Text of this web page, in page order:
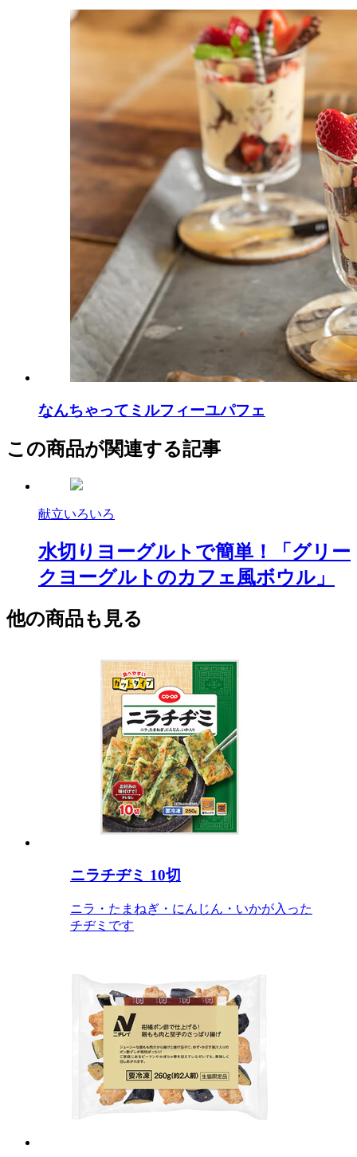
なんちゃってミルフィーユパフェ
この商品が関連する記事
献立いろいろ
水切りヨーグルトで簡単！「グリー
クヨーグルトのカフェ風ボウル」
他の商品も見る
ニラチヂミ 10切
ニラ・たまねぎ・にんじん・いかが入った
チヂミです